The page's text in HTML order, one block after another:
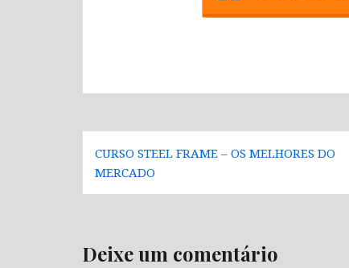
Navegação
de
Post
CURSO STEEL FRAME – OS MELHORES DO
MERCADO
Deixe um comentário